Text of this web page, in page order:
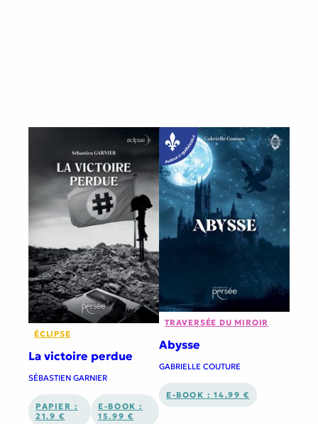
ÉCLIPSE
La victoire perdue
SÉBASTIEN GARNIER
PAPIER :
21.9 €
E-BOOK :
15.99 €
TRAVERSÉE DU MIROIR
Abysse
GABRIELLE COUTURE
E-BOOK : 14.99 €